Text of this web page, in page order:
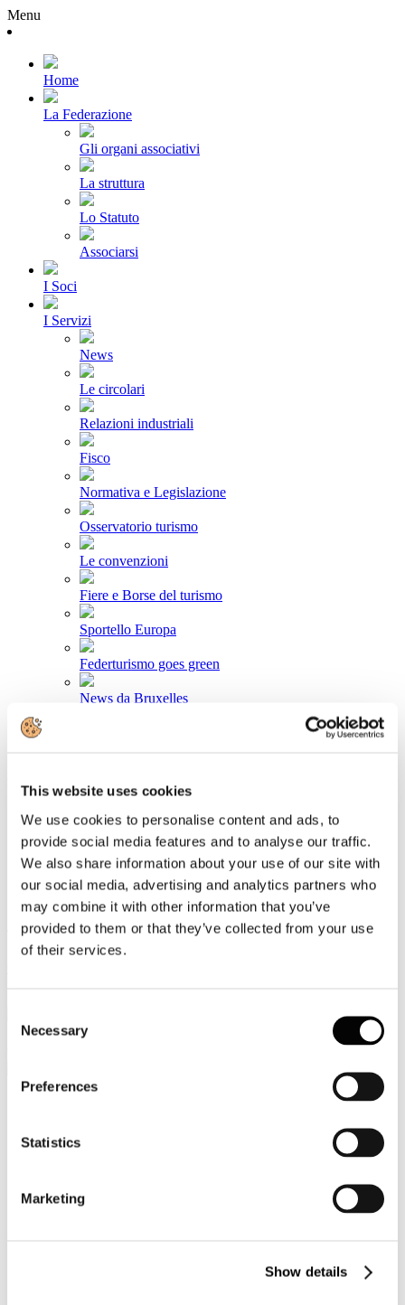
This website uses cookies
We use cookies to personalise content and ads, to
provide social media features and to analyse our traffic.
We also share information about your use of our site with
our social media, advertising and analytics partners who
may combine it with other information that you’ve
provided to them or that they’ve collected from your use
of their services.
Selection
Necessary
Preferences
Statistics
Marketing
Show details
Menu
Home
La Federazione
Gli organi associativi
La struttura
Lo Statuto
Associarsi
I Soci
I Servizi
News
Le circolari
Relazioni industriali
Fisco
Normativa e Legislazione
Osservatorio turismo
Le convenzioni
Fiere e Borse del turismo
Sportello Europa
Federturismo goes green
News da Bruxelles
Newsletter
Video
Articoli e Interviste
Contatti
Tel. +39 320 57 80 986
Email segreteria@federturismo.it
Ricordami